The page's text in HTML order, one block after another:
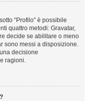
“Profilo” è possibile
quattro metodi: Gravatar,
decide se abilitare o meno
sono messi a disposizione.
decisione
ragioni.